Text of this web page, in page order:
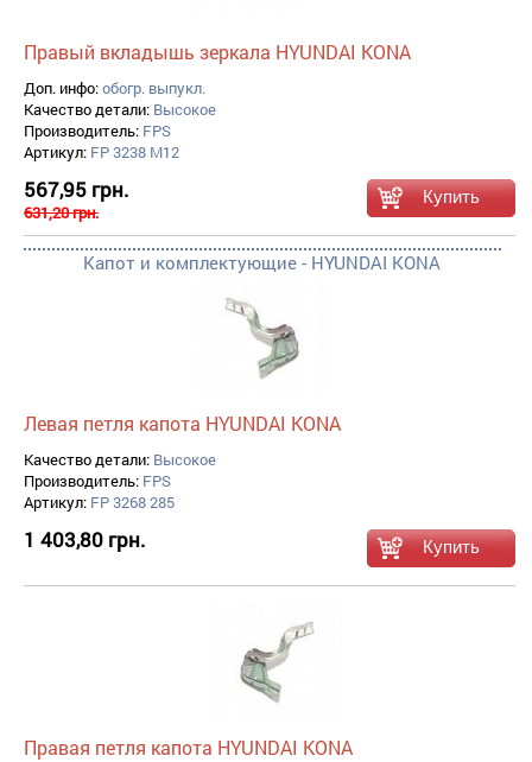
Правый вкладышь зеркала HYUNDAI KONA
Доп. инфо:обогр. выпукл.
Качество детали: Высокое
Производитель: FPS
Артикул: FP 3238 M12
567,95 грн.
631,20 грн.
Капот и комплектующие - HYUNDAI KONA
Левая петля капота HYUNDAI KONA
Качество детали: Высокое
Производитель: FPS
Артикул: FP 3268 285
1 403,80 грн.
Правая петля капота HYUNDAI KONA